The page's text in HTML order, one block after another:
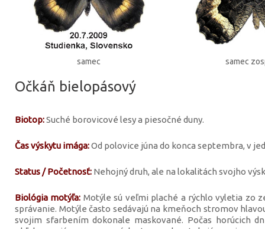
samec samec
Očkáň bielopásový
Biotop:Suché borovicové lesy a piesočné duny.
Čas výskytu imága:Od polovice júna do konca septembra, v
Status / Početnosť: Nehojný druh, ale na lokalitách svojho
Biológia motýľa: Motýle sú veľmi plaché a rýchlo vyletia zo
správanie. Motýle často sedávajú na kmeňoch stromov
svojim sfarbením dokonale maskované. Počas horúcich